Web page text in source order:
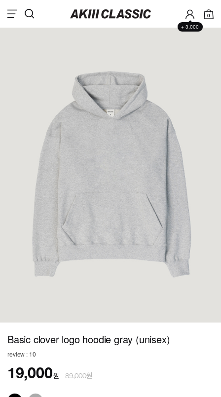
+ 3,000
0
Basic clover logo hoodie gray (unisex)
review : 10
19,000원 89,000원